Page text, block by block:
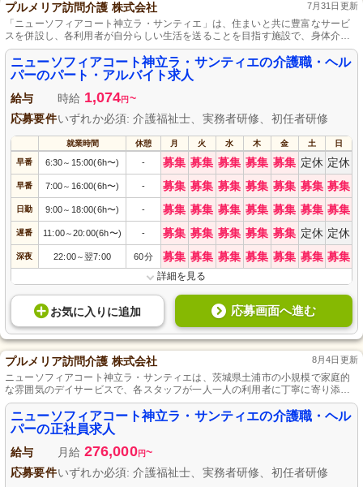
プルメリア訪問介護 株式会社 7月31日更新
「ニューソフィアコート神立ラ・サンティエ」は、住まいと共に豊富なサービ
スを併設し、各利用者が自分らしい生活を送ることを目指す施設で、身体介護
やレクリエーション提供など楽しみながら働ける明るいデイサービスも運営し
ています。
ニューソフィアコート神立ラ・サンティエの介護職・ヘル
パーのパート・アルバイト求人
給与 時給 1,074円 ~
応募要件いずれか必須: 介護福祉士、実務者研修、初任者研修
就業時間 休憩 月 火 水 木 金 土 日
早番 6:30～ 15:00(6h〜) - 募集 募集 募集 募集 募集 定休 定休
早番 7:00～ 16:00(6h〜) - 募集 募集 募集 募集 募集 募集 募集
日勤 9:00～ 18:00(6h〜) - 募集 募集 募集 募集 募集 募集 募集
遅番 11:00～20:00(6h〜) - 募集 募集 募集 募集 募集 定休 定休
深夜 22:00～翌7:00 60分 募集 募集 募集 募集 募集 募集 募集
詳細を見る
お気に入り に追加 応募画面へ進む
プルメリア訪問介護 株式会社 8月4日更新
ニューソフィアコート神立ラ・サンティエは、茨城県土浦市の小規模で家庭的
な雰囲気のデイサービスで、各スタッフが一人一人の利用者に丁寧に寄り添っ
ています。
ニューソフィアコート神立ラ・サンティエの介護職・ヘル
パーの正社員求人
給与 月給 276,000円~
応募要件いずれか必須: 介護福祉士、実務者研修、初任者研修